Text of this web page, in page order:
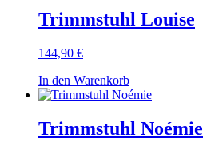
Trimmstuhl Louise
144,90 €
In den Warenkorb
Trimmstuhl Noémie